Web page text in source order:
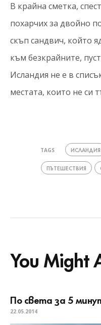
В крайна сметка,
похарчих за двойно
скъп сандвич, който
към безкрайните,
Исландия не е в
местата, които не си
TAGS ИСЛАНДИЯ
ПЪТЕШЕСТВИЯ
You Might
По света за 5
22.05.2014